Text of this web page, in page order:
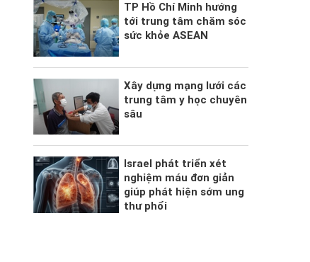
TP Hồ Chí Minh hướng
tới trung tâm chăm sóc
sức khỏe ASEAN
Xây dựng mạng lưới các
trung tâm y học chuyên
sâu
Israel phát triển xét
nghiệm máu đơn giản
giúp phát hiện sớm ung
thư phổi